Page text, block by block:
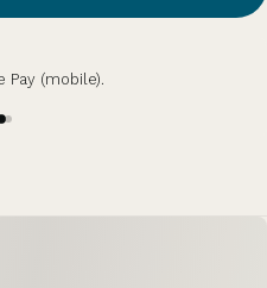
Pay (mobile).